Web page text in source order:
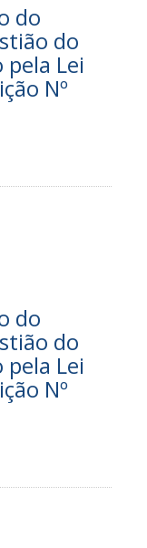
do
do
Lei
Nº
do
do
Lei
Nº